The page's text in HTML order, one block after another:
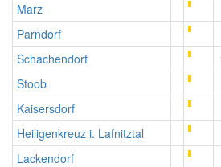
Marz
Parndorf
Schachendorf
Stoob
Kaisersdorf
Heiligenkreuz i. Lafnitztal
Lackendorf